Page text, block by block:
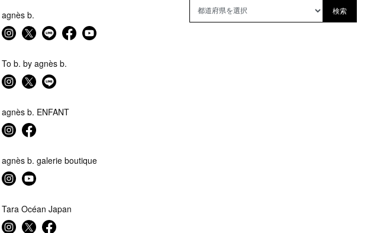
agnès b.
To b. by agnès b.
agnès b. ENFANT
agnès b. galerie boutique
Tara Océan Japan
検索